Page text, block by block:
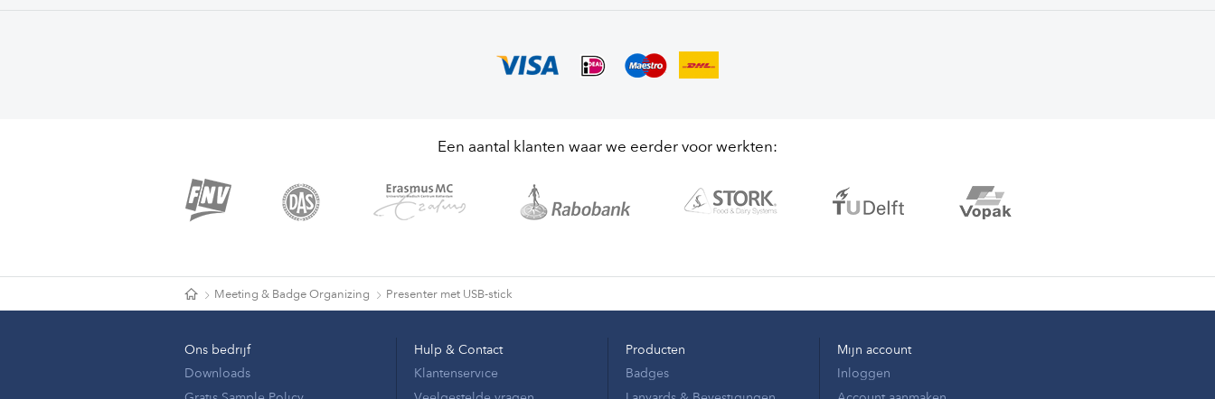
Een aantal klanten waar we eerder voor werkten:
Meeting & Badge Organizing Presenter met USB-stick
Ons bedrijf
Downloads
Hulp & Contact
Klantenservice
Producten
Badges
Mijn account
Inloggen